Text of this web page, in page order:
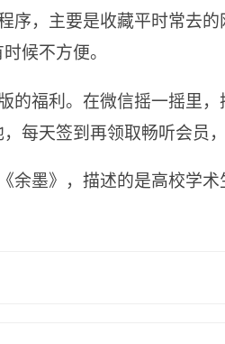
序，主要是收藏平时常去
候不方便。
的福利。在微信摇一摇里
每天签到再领取畅听会员
余墨》，描述的是高校学